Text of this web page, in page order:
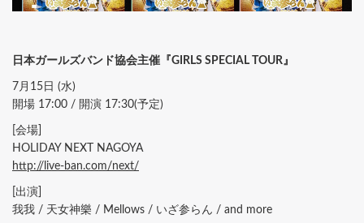
日本ガールズバンド協会主催『GIRLS SPECIAL TOUR』
7月15日 (水)
開場 17:00 / 開演 17:30(予定)
[会場]
HOLIDAY NEXT NAGOYA
http://live-ban.com/next/
[出演]
我我 / 天女神樂 / Mellows / いざ参らん / and more